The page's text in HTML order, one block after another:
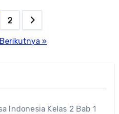
2
»
Indonesia Kelas 2 Bab 1